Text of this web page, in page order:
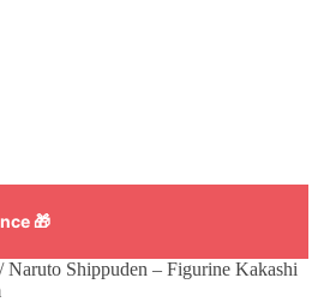
🎁
/Naruto Shippuden – Figurine Kakashi